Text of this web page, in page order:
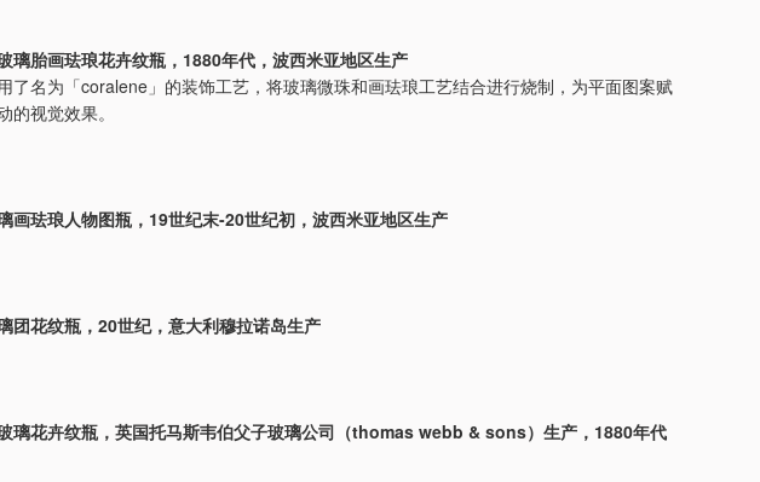
璃胎画珐琅花卉纹瓶，1880年代，波西米亚地区生产
了名为「coralene」的装饰工艺，将玻璃微珠和画珐琅工艺结合进行烧制，为平面图案赋
的视觉效果。
画珐琅人物图瓶，19世纪末-20世纪初，波西米亚地区生产
团花纹瓶，20世纪，意大利穆拉诺岛生产
璃花卉纹瓶，英国托马斯韦伯父子玻璃公司（thomas webb & sons）生产，1880年代